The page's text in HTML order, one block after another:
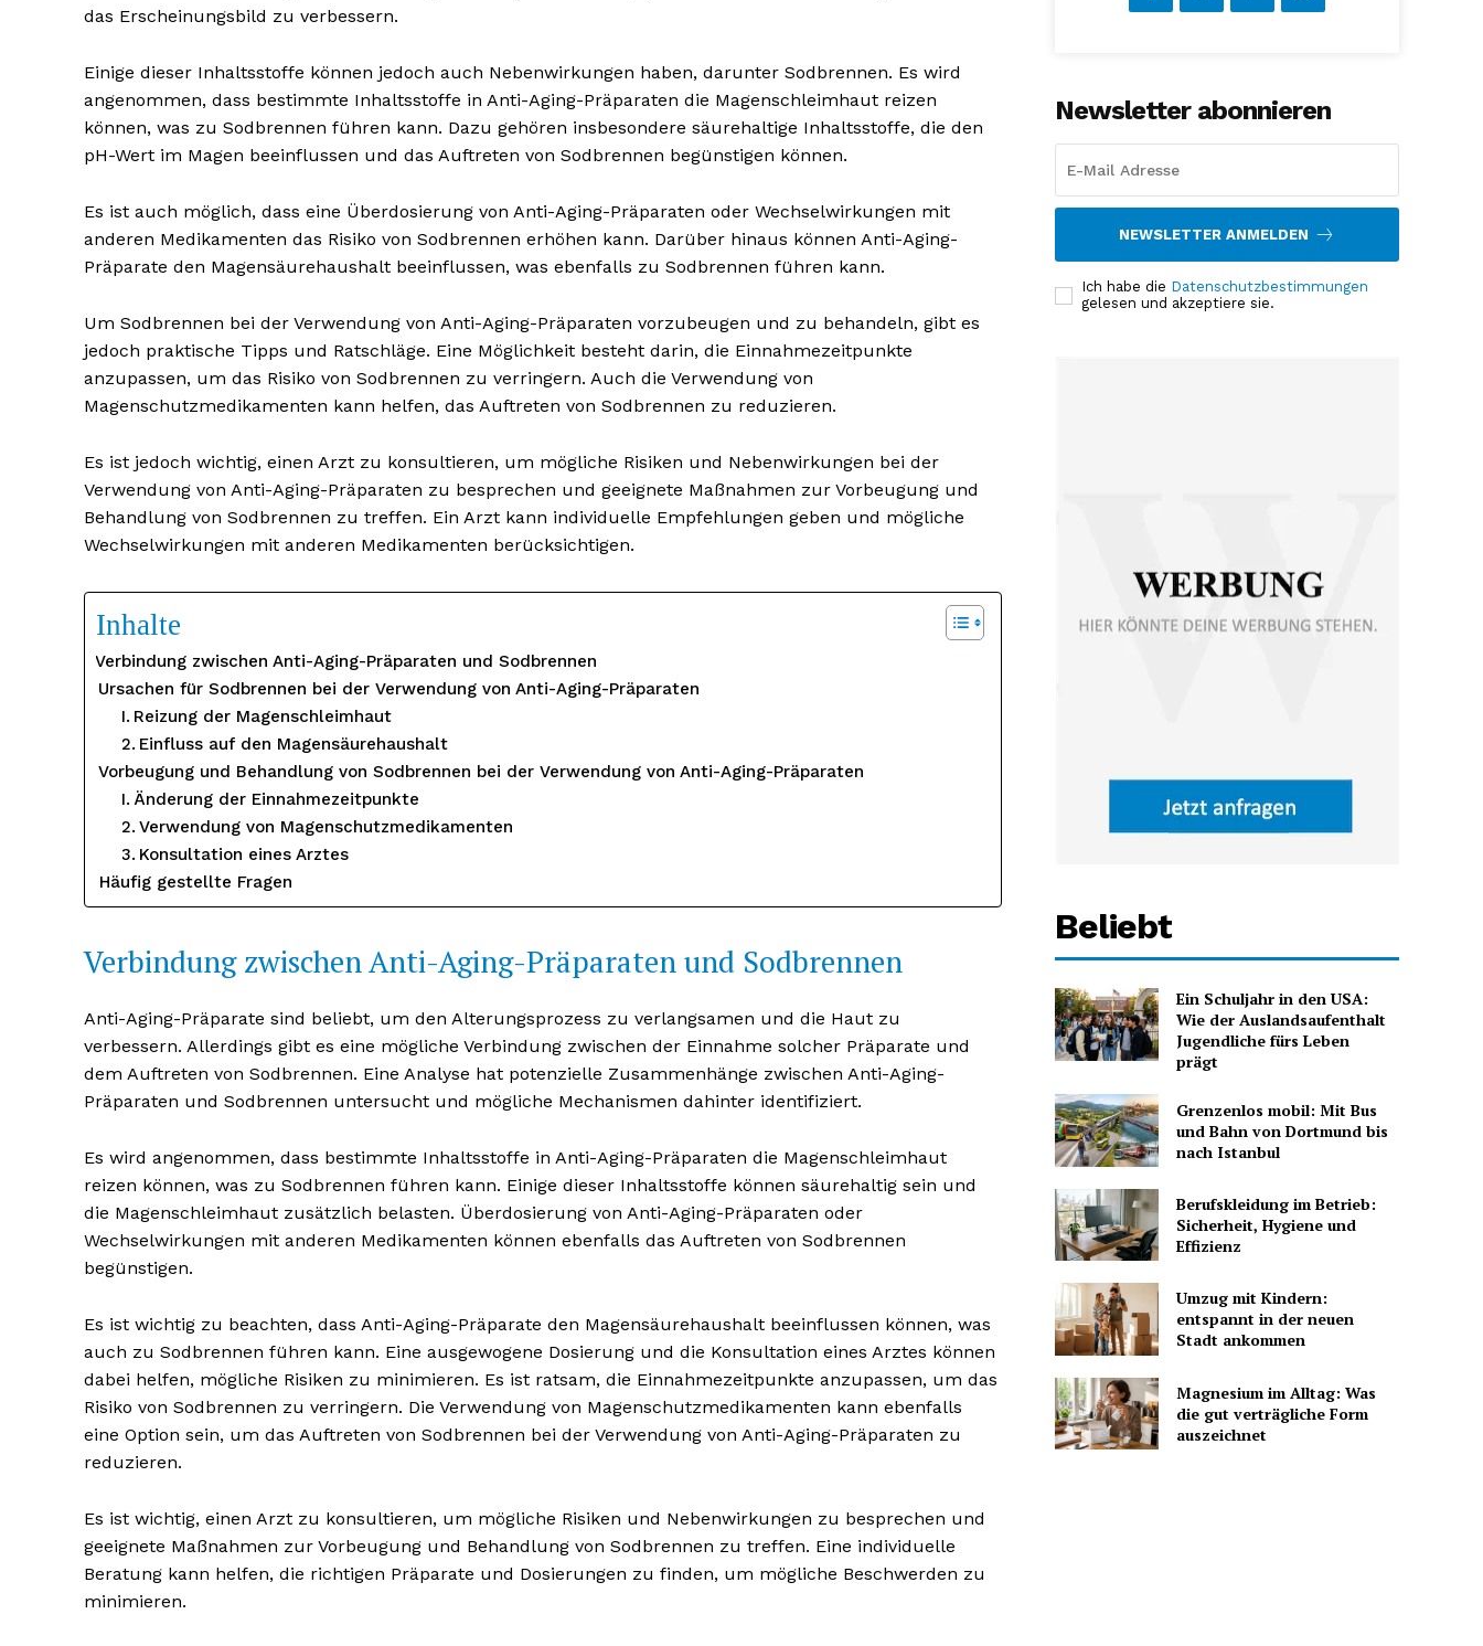
Erhalte unseren
Newsletter
NEWSLETTER ABONNIEREN
das Erscheinungsbild zu verbessern.
Einige dieser Inhaltsstoffe können jedoch auch Nebenwirkungen haben, darunter Sodbrennen. Es wird
angenommen, dass bestimmte Inhaltsstoffe in Anti-Aging-Präparaten die Magenschleimhaut reizen
können, was zu Sodbrennen führen kann. Dazu gehören insbesondere säurehaltige Inhaltsstoffe, die den
pH-Wert im Magen beeinflussen und das Auftreten von Sodbrennen begünstigen können.
Es ist auch möglich, dass eine Überdosierung von Anti-Aging-Präparaten oder Wechselwirkungen mit
anderen Medikamenten das Risiko von Sodbrennen erhöhen kann. Darüber hinaus können Anti-Aging-
Präparate den Magensäurehaushalt beeinflussen, was ebenfalls zu Sodbrennen führen kann.
Um Sodbrennen bei der Verwendung von Anti-Aging-Präparaten vorzubeugen und zu behandeln, gibt es
jedoch praktische Tipps und Ratschläge. Eine Möglichkeit besteht darin, die Einnahmezeitpunkte
anzupassen, um das Risiko von Sodbrennen zu verringern. Auch die Verwendung von
Magenschutzmedikamenten kann helfen, das Auftreten von Sodbrennen zu reduzieren.
Es ist jedoch wichtig, einen Arzt zu konsultieren, um mögliche Risiken und Nebenwirkungen bei der
Verwendung von Anti-Aging-Präparaten zu besprechen und geeignete Maßnahmen zur Vorbeugung und
Behandlung von Sodbrennen zu treffen. Ein Arzt kann individuelle Empfehlungen geben und mögliche
Wechselwirkungen mit anderen Medikamenten berücksichtigen.
Inhalte
Verbindung zwischen Anti-Aging-Präparaten und Sodbrennen
Ursachen für Sodbrennen bei der Verwendung von Anti-Aging-Präparaten
Reizung der Magenschleimhaut
Einfluss auf den Magensäurehaushalt
Vorbeugung und Behandlung von Sodbrennen bei der Verwendung von Anti-Aging-Präparaten
Änderung der Einnahmezeitpunkte
Verwendung von Magenschutzmedikamenten
Konsultation eines Arztes
Häufig gestellte Fragen
Verbindung zwischen Anti-Aging-Präparaten und Sodbrennen
Anti-Aging-Präparate sind beliebt, um den Alterungsprozess zu verlangsamen und die Haut zu
verbessern. Allerdings gibt es eine mögliche Verbindung zwischen der Einnahme solcher Präparate und
dem Auftreten von Sodbrennen. Eine Analyse hat potenzielle Zusammenhänge zwischen Anti-Aging-
Präparaten und Sodbrennen untersucht und mögliche Mechanismen dahinter identifiziert.
Es wird angenommen, dass bestimmte Inhaltsstoffe in Anti-Aging-Präparaten die Magenschleimhaut
reizen können, was zu Sodbrennen führen kann. Einige dieser Inhaltsstoffe können säurehaltig sein und
die Magenschleimhaut zusätzlich belasten. Überdosierung von Anti-Aging-Präparaten oder
Wechselwirkungen mit anderen Medikamenten können ebenfalls das Auftreten von Sodbrennen
begünstigen.
Es ist wichtig zu beachten, dass Anti-Aging-Präparate den Magensäurehaushalt beeinflussen können, was
auch zu Sodbrennen führen kann. Eine ausgewogene Dosierung und die Konsultation eines Arztes können
dabei helfen, mögliche Risiken zu minimieren. Es ist ratsam, die Einnahmezeitpunkte anzupassen, um das
Risiko von Sodbrennen zu verringern. Die Verwendung von Magenschutzmedikamenten kann ebenfalls
eine Option sein, um das Auftreten von Sodbrennen bei der Verwendung von Anti-Aging-Präparaten zu
reduzieren.
Es ist wichtig, einen Arzt zu konsultieren, um mögliche Risiken und Nebenwirkungen zu besprechen und
geeignete Maßnahmen zur Vorbeugung und Behandlung von Sodbrennen zu treffen. Eine individuelle
Beratung kann helfen, die richtigen Präparate und Dosierungen zu finden, um mögliche Beschwerden zu
minimieren.
Newsletter abonnieren
NEWSLETTER ANMELDEN
Ich habe die Datenschutzbestimmungen
gelesen und akzeptiere sie.
Beliebt
Ein Schuljahr in den USA:
Wie der Auslandsaufenthalt
Jugendliche fürs Leben
prägt
Grenzenlos mobil: Mit Bus
und Bahn von Dortmund bis
nach Istanbul
Berufskleidung im Betrieb:
Sicherheit, Hygiene und
Effizienz
Umzug mit Kindern:
entspannt in der neuen
Stadt ankommen
Magnesium im Alltag: Was
die gut verträgliche Form
auszeichnet